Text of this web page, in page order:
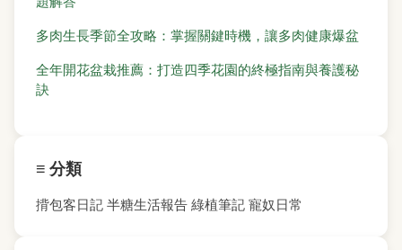
多肉生長季節全攻略：掌握關鍵時機，讓多肉健康爆盆
全年開花盆栽推薦：打造四季花園的終極指南與養護秘
訣
≡ 分類
揹包客日記 半糖生活報告 綠植筆記 寵奴日常